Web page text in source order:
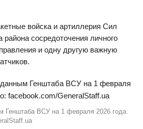
войска и артиллерия Сил
сосредоточения личного
и одну другую важную
Генштаба ВСУ на 1 февраля 2026 года.